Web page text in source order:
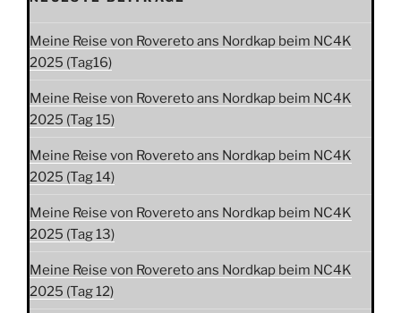
Meine Reise von Rovereto ans Nordkap beim NC4K
2025 (Tag16)
Meine Reise von Rovereto ans Nordkap beim NC4K
2025 (Tag 15)
Meine Reise von Rovereto ans Nordkap beim NC4K
2025 (Tag 14)
Meine Reise von Rovereto ans Nordkap beim NC4K
2025 (Tag 13)
Meine Reise von Rovereto ans Nordkap beim NC4K
2025 (Tag 12)